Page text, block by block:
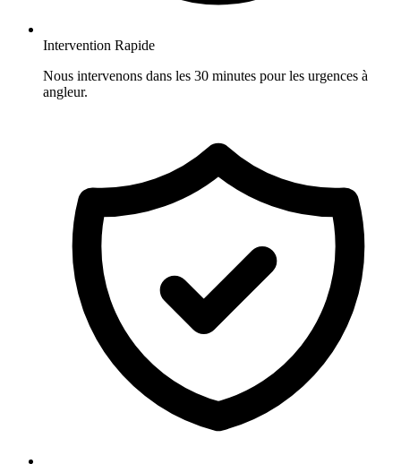
Intervention Rapide
Nous intervenons dans les 30 minutes pour les urgences à
angleur.